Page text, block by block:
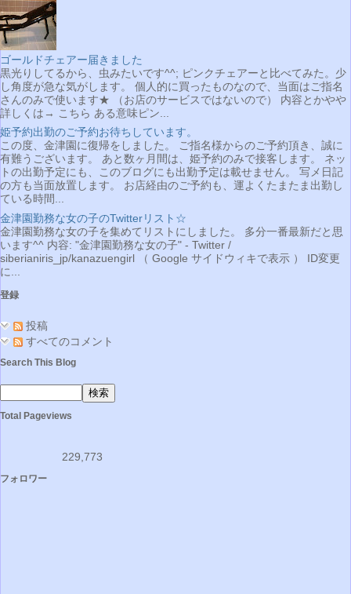
ゴールドチェアー届きました
黒光りしてるから、虫みたいです^^; ピンクチェアーと比べてみた。少
し角度が急な気がします。 個人的に買ったものなので、当面はご指名
さんのみで使います★ （お店のサービスではないので） 内容とかやや
詳しくは→ こちら ある意味ピン...
姫予約出勤のご予約お待ちしています。
この度、金津園に復帰をしました。 ご指名様からのご予約頂き、誠に
有難うございます。 あと数ヶ月間は、姫予約のみで接客します。 ネッ
トの出勤予定にも、このブログにも出勤予定は載せません。 写メ日記
の方も当面放置します。 お店経由のご予約も、運よくたまたま出勤し
ている時間...
金津園勤務な女の子のTwitterリスト☆
金津園勤務な女の子を集めてリストにしました。 多分一番最新だと思
います^^ 内容: "金津園勤務な女の子" - Twitter /
siberianiris_jp/kanazuengirl （ Google サイドウィキで表示 ） ID変更
に...
登録
投稿
すべてのコメント
Search This Blog
Total Pageviews
229,773
フォロワー